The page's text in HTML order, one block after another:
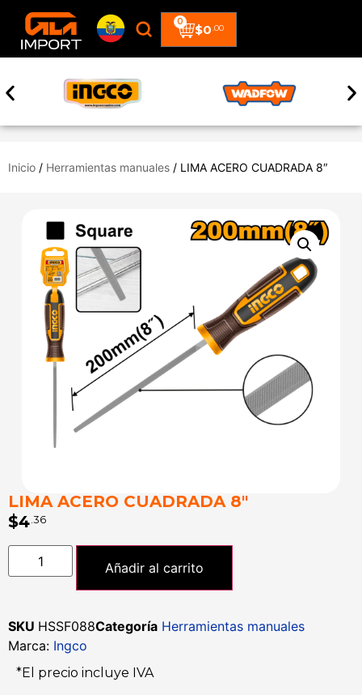
$0 .00
0
Inicio / Herramientas manuales / LIMA ACERO CUADRADA 8″
LIMA ACERO CUADRADA 8″
$4 .36
Añadir al carrito
SKU HSSF088Categoría Herramientas manuales
Marca: Ingco
*El precio incluye IVA